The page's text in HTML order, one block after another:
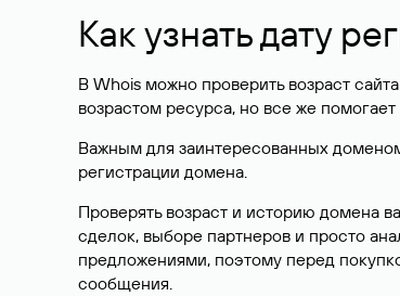
Как узнать дату
В Whois можно проверить возраст
возрастом ресурса, но все же
Важным для заинтересованных
регистрации домена.
Проверять возраст и историю домена
сделок, выборе партнеров и просто
предложениями, поэтому перед
сообщения.